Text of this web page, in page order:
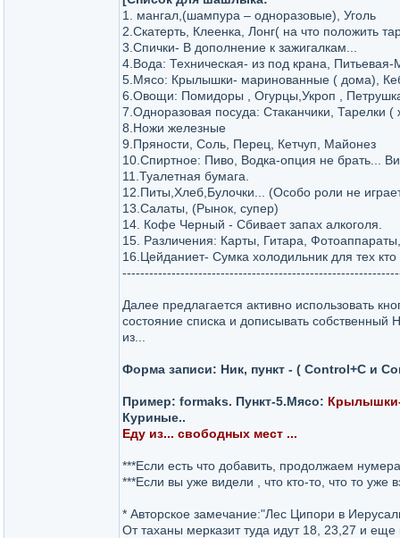
1. мангал,(шампура – одноразовые), Уголь
2.Скатерть, Клеенка, Лонг( на что положить
3.Спички- В дополнение к зажигалкам...
4.Вода: Техническая- из под крана,
5.Мясо: Крылышки- маринованные ( дома),
6.Овощи: Помидоры , Огурцы,Укроп ,
7.Одноразовая посуда: Стаканчики, Тарелки
8.Ножи железные
9.Пряности, Соль, Перец, Кетчуп, Майонез
10.Спиртное: Пиво, Водка-опция не брать...
11.Туалетная бумага.
12.Питы,Хлеб,Булочки... (Особо роли не
13.Салаты, (Рынок, супер)
14. Кофе Черный - Сбивает запах алкоголя.
15. Различения: Карты, Гитара,
16.Цейданиет- Сумка холодильник для тех
Далее предлагается активно использовать
состояние списка и дописывать собственный
из...
Форма записи: Ник, пункт - ( Control+C и
Пример: formaks. Пункт-5.Мясо:
Куриные..
Еду из... свободных мест ...
***Если есть что добавить, продолжаем
***Если вы уже видели , что кто-то, что то уже
* Авторское замечание:"Лес Ципори в
От таханы мерказит туда идут 18, 23,27 и